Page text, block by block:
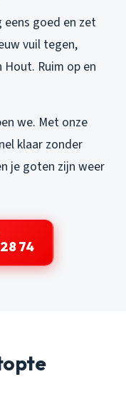
eens goed en zet
vuil tegen,
Ruim op en
we. Met onze
klaar zonder
je goten zijn weer
74